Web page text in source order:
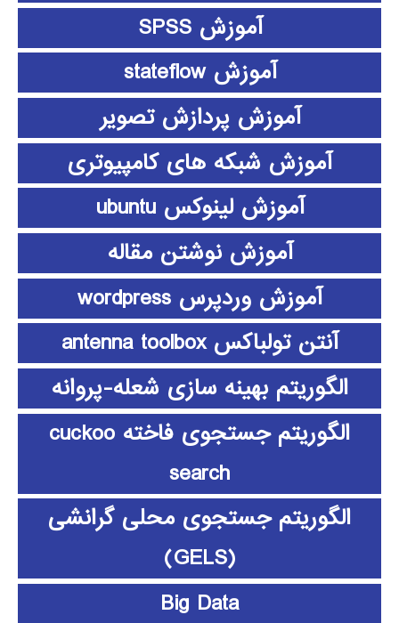
آموزش SPSS
آموزش stateflow
آموزش پردازش تصویر
آموزش شبکه های کامپیوتری
آموزش لینوکس ubuntu
آموزش نوشتن مقاله
آموزش وردپرس wordpress
آنتن تولباکس antenna toolbox
الگوریتم بهینه سازی شعله-پروانه
الگوریتم جستجوی فاخته cuckoo
search
الگوریتم جستجوی محلی گرانشی
(GELS)
Big Data